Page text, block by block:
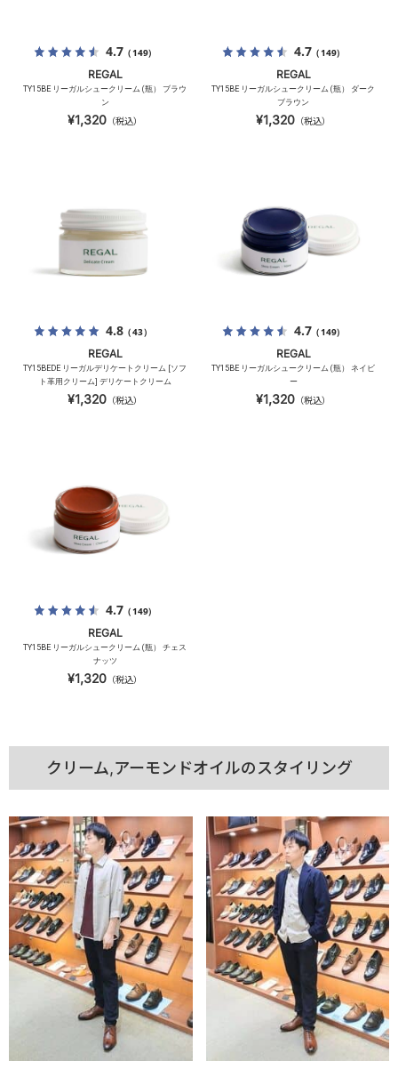
4.7（149）
REGAL
TY15BE リーガルシュークリーム (瓶） ブラウ
ン
¥1,320 （税込）
4.7（149）
REGAL
TY15BE リーガルシュークリーム (瓶） ダーク
ブラウン
¥1,320 （税込）
4.8（43）
REGAL
TY15BEDE リーガルデリケートクリーム [ソフ
ト革用クリーム] デリケートクリーム
¥1,320 （税込）
4.7（149）
REGAL
TY15BE リーガルシュークリーム (瓶） ネイビ
ー
¥1,320 （税込）
4.7（149）
REGAL
TY15BE リーガルシュークリーム (瓶） チェス
ナッツ
¥1,320 （税込）
クリーム,アーモンドオイルのスタイリング